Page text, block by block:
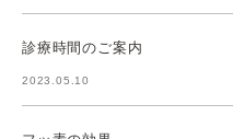
診療時間のご案内
2023.05.10